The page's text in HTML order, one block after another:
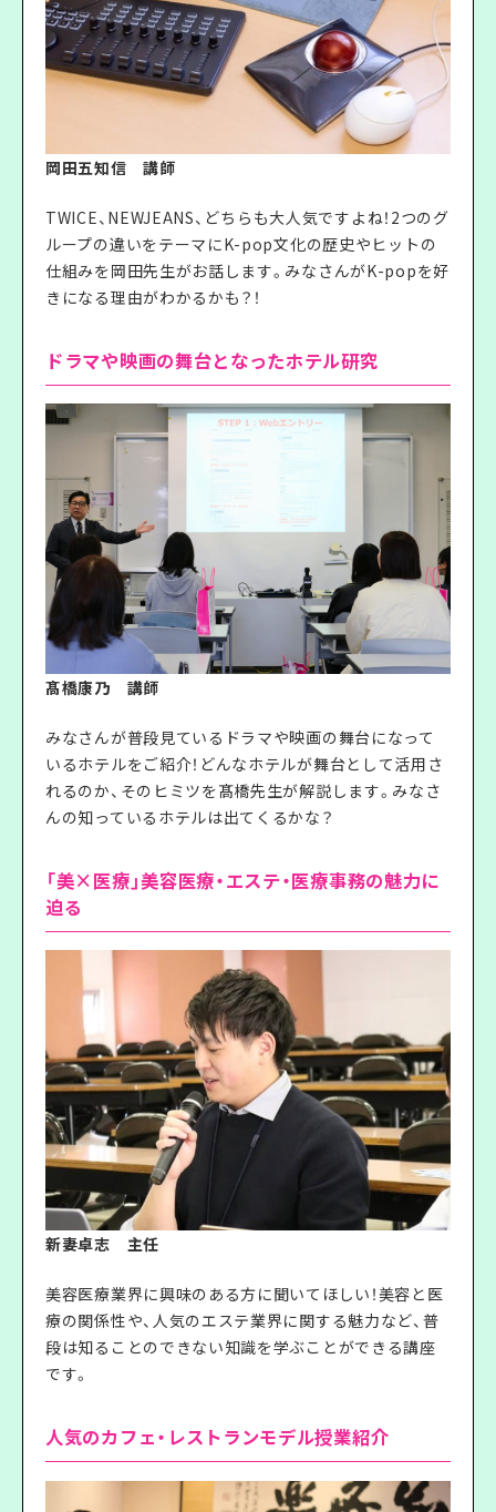
岡田五知信 講師
TWICE、NEWJEANS、どちらも大人気ですよね！2つのグ
ループの違いをテーマにK-pop文化の歴史やヒットの
仕組みを岡田先生がお話します。みなさんがK-popを好
きになる理由がわかるかも？！
ドラマや映画の舞台となったホテル研究
髙橋康乃 講師
みなさんが普段見ているドラマや映画の舞台になって
いるホテルをご紹介！どんなホテルが舞台として活用さ
れるのか、そのヒミツを髙橋先生が解説します。みなさ
んの知っているホテルは出てくるかな？
「美×医療」美容医療・エステ・医療事務の魅力に
迫る
新妻卓志 主任
美容医療業界に興味のある方に聞いてほしい！美容と医
療の関係性や、人気のエステ業界に関する魅力など、普
段は知ることのできない知識を学ぶことができる講座
です。
人気のカフェ・レストランモデル授業紹介